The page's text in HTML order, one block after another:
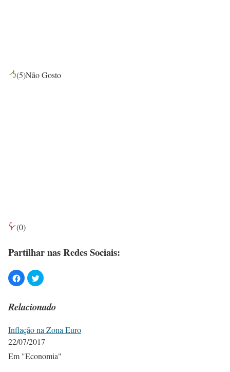
(5)Não Gosto
(0)
Partilhar nas Redes Sociais:
Relacionado
Inflação na Zona Euro
22/07/2017
Em "Economia"